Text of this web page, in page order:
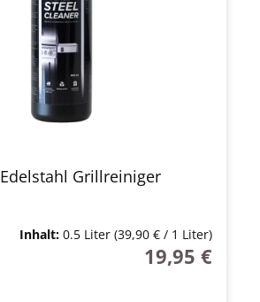
Edelstahl Grillreiniger
Inhalt: 0.5 Liter (39,90 € / 1 Liter)
Regulärer Preis:
19,95 €